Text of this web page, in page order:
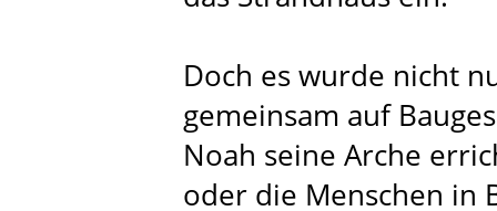
Doch es wurde nicht
gemeinsam auf
Noah seine Arche
oder die Menschen in